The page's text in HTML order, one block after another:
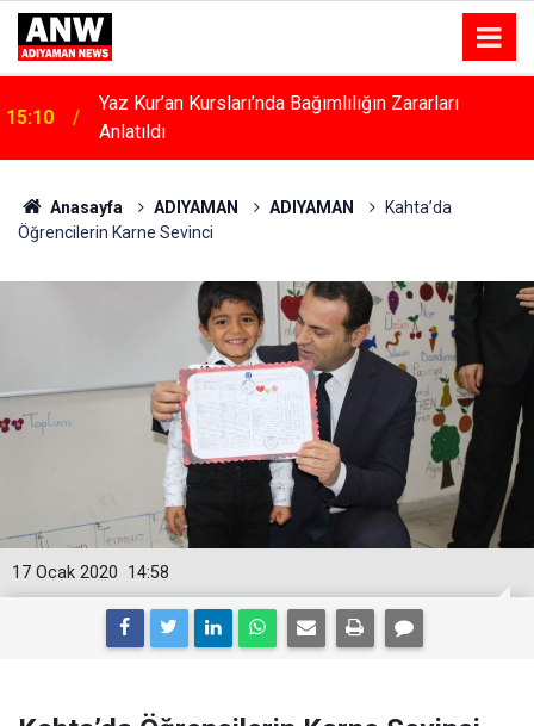
15:04
Kahta’da Kadınlara Özel Yaşam Ve Yüzme Merkezi
Yükseliyor
Anasayfa ADIYAMAN ADIYAMAN
Kahta’da
Öğrencilerin Karne Sevinci
14:58
17 Ocak 2020